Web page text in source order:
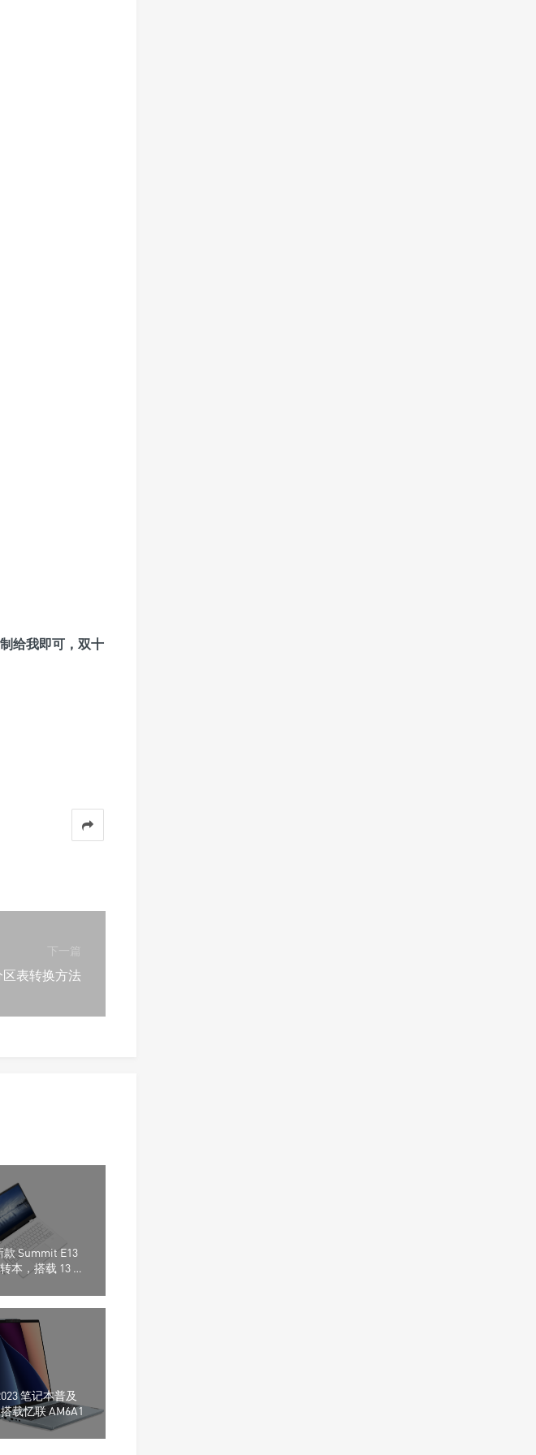
给我即可，双十
下一篇
区表转换方法
Summit E13
本，搭载 13 代
笔记本普及
载忆联 AM6A1